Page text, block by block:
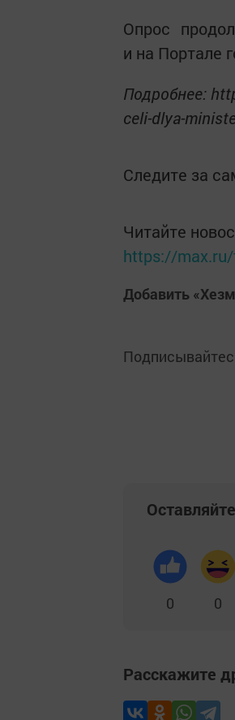
Опрос
и на Портале
Подробнее:
celi-dlya-
Следите за
Читайте
https://
Добавить
0 0
Расскажите